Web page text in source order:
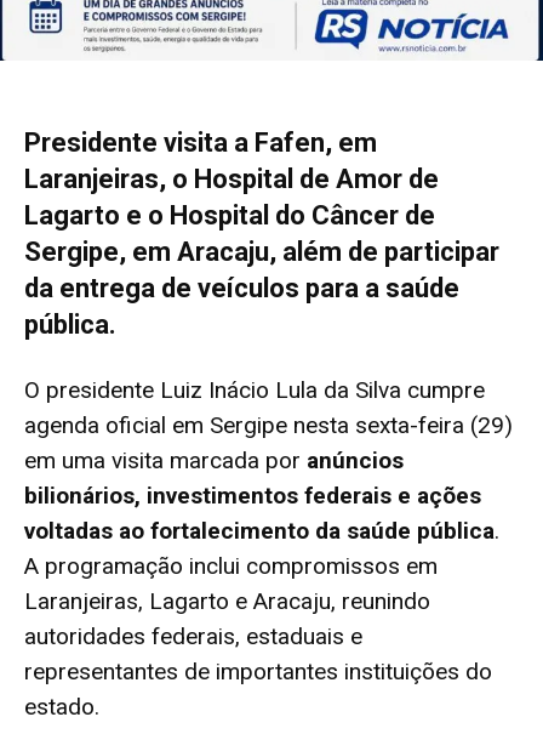
Presidente visita a Fafen, em
Laranjeiras, o Hospital de Amor de
Lagarto e o Hospital do Câncer de
Sergipe, em Aracaju, além de participar
da entrega de veículos para a saúde
pública.
O presidente Luiz Inácio Lula da Silva cumpre
agenda oficial em Sergipe nesta sexta-feira (29)
em uma visita marcada por anúncios
bilionários, investimentos federais e ações
voltadas ao fortalecimento da saúde pública.
A programação inclui compromissos em
Laranjeiras, Lagarto e Aracaju, reunindo
autoridades federais, estaduais e
representantes de importantes instituições do
estado.